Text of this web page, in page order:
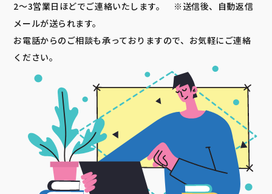
2～3営業日ほどでご連絡いたします。 ※送信後、自動返信
メールが送られます。
お電話からのご相談も承っておりますので、お気軽にご連絡
ください。